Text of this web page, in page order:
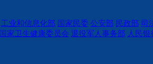
工业和信息化部 国家民委 公安部 民政部 司
国家卫生健康委员会 退役军人事务部 人民银